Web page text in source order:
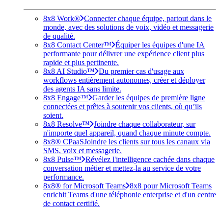
8x8 Work® Connecter chaque équipe, partout dans le
monde, avec des solutions de voix, vidéo et messagerie
de qualité.
8x8 Contact Center™ Équiper les équipes d'une IA
performante pour délivrer une expérience client plus
rapide et plus pertinente.
8x8 AI Studio™ Du premier cas d'usage aux
workflows entièrement autonomes, créer et déployer
des agents IA sans limite.
8x8 Engage™ Garder les équipes de première ligne
connectées et prêtes à soutenir vos clients, où qu’ils
soient.
8x8 Resolve™ Joindre chaque collaborateur, sur
n'importe quel appareil, quand chaque minute compte.
8x8® CPaaSJoindre les clients sur tous les canaux via
SMS, voix et messagerie.
8x8 Pulse™ Révélez l'intelligence cachée dans chaque
conversation métier et mettez-la au service de votre
performance.
8x8® for Microsoft Teams 8x8 pour Microsoft Teams
enrichit Teams d'une téléphonie enterprise et d'un centre
de contact certifié.